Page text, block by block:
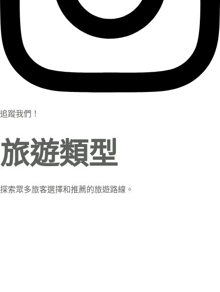
追蹤我們！
旅遊類型
探索眾多旅客選擇和推薦的旅遊路線。